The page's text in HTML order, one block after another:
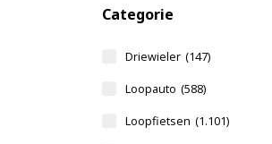
Categorie
Driewieler (147)
Loopauto (588)
Loopfietsen (1.101)